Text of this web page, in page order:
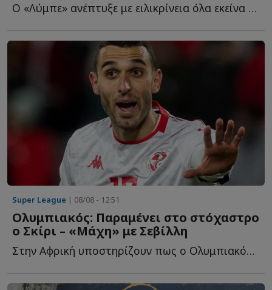
Ο «Λύμπε» ανέπτυξε με ειλικρίνεια όλα εκείνα που προκαλούσε ο...
Super League | 08/08 - 12:51
Ολυμπιακός: Παραμένει στο στόχαστρο
ο Σκίρι – «Μάχη» με Σεβίλλη
Στην Αφρική υποστηρίζουν πως ο Ολυμπιακός έχει μπει δ...